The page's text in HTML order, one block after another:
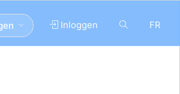
FR
Inloggen